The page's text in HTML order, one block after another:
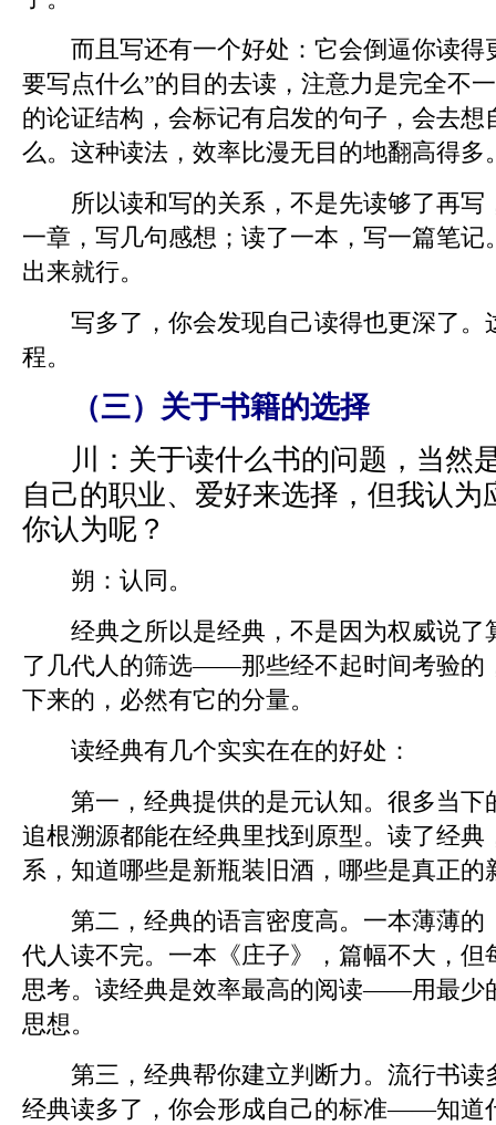
而且写还有一个好处：它会倒逼你读得
要写点什么”的目的去读，注意力是完全不
的论证结构，会标记有启发的句子，会去想
么。这种读法，效率比漫无目的地翻高得多
所以读和写的关系，不是先读够了再写
一章，写几句感想；读了一本，写一篇笔记
出来就行。
写多了，你会发现自己读得也更深了。
程。
（三）关于书籍的选择
川： 关于读什么书的问题，当然
自己的职业、爱好来选择，但我认为
你认为呢？
朔： 认同。
经典之所以是经典，不是因为权威说了
了几代人的筛选——那些经不起时间考验的
下来的，必然有它的分量。
读经典有几个实实在在的好处：
第一，经典提供的是元认知。很多当下
追根溯源都能在经典里找到原型。读了经典
系，知道哪些是新瓶装旧酒，哪些是真正的
第二，经典的语言密度高。一本薄薄的
代人读不完。一本《庄子》，篇幅不大，但
思考。读经典是效率最高的阅读——用最少
思想。
第三，经典帮你建立判断力。流行书读
经典读多了，你会形成自己的标准——知道